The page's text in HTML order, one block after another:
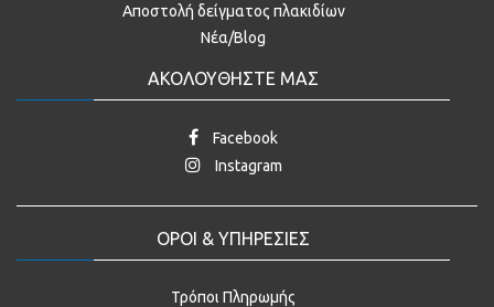
Αποστολή δείγματος πλακιδίων
Νέα/Blog
ΑΚΟΛΟΥΘΗΣΤΕ ΜΑΣ
Facebook
Instagram
ΟΡΟΙ & ΥΠΗΡΕΣΙΕΣ
Τρόποι Πληρωμής